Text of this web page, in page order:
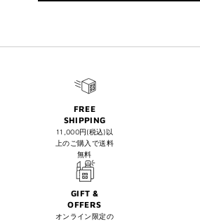
FREE
SHIPPING
11,000円(税込)以
上のご購入で送料
無料
GIFT &
OFFERS
オンライン限定の